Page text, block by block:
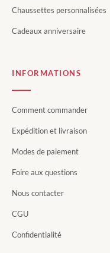
Chaussettes personnalisées
Cadeaux anniversaire
INFORMATIONS
Comment commander
Expédition et livraison
Modes de paiement
Foire aux questions
Nous contacter
CGU
Confidentialité